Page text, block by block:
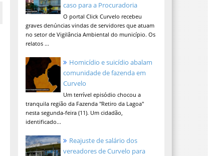
caso para a Procuradoria
O portal Click Curvelo recebeu
graves denúncias vindas de servidores que atuam
no setor de Vigilância Ambiental do município. Os
relatos ...
Homicídio e suicídio abalam
comunidade de fazenda em
Curvelo
Um terrível episódio chocou a
tranquila região da Fazenda "Retiro da Lagoa"
nesta segunda-feira (11). Um cidadão,
identificado...
Reajuste de salário dos
vereadores de Curvelo para